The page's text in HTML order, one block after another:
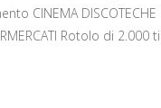
CINEMA DISCOTECHE
Rotolo di 2.000